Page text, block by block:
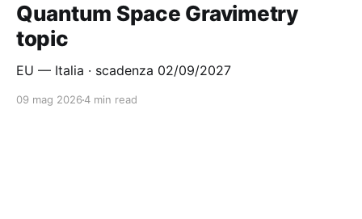
Quantum Space Gravimetry
topic
EU — Italia · scadenza 02/09/2027
09 mag 20264 min read